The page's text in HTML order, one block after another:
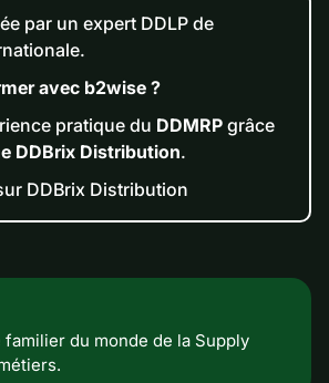
par un expert DDLP de
avec b2wise ?
pratique du DDMRP grâce
DDBrix Distribution.
DDBrix Distribution
du monde de la Supply